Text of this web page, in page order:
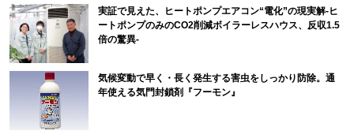
実証で見えた、ヒートポンプエアコン“電化”の現実解-ヒ
ートポンプのみのCO2削減ボイラーレスハウス、反収1.5
倍の驚異-
気候変動で早く・長く発生する害虫をしっかり防除。通
年使える気門封鎖剤『フーモン』